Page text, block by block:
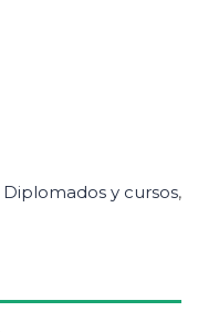
Diplomados y cursos,